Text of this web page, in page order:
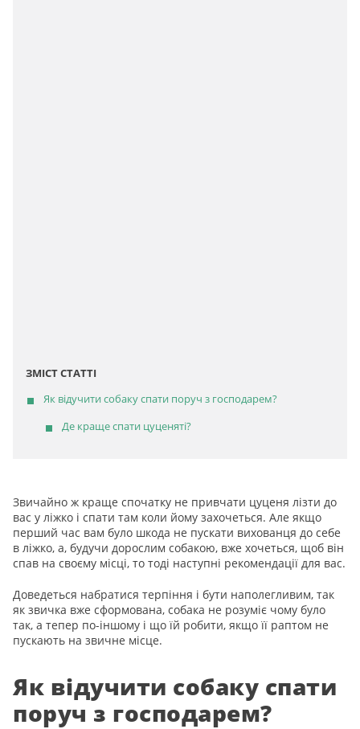
ЗМІСТ СТАТТІ
Як відучити собаку спати поруч з господарем?
Де краще спати цуценяті?
Звичайно ж краще спочатку не привчати цуценя лізти до
вас у ліжко і спати там коли йому захочеться. Але якщо
перший час вам було шкода не пускати вихованця до себе
в ліжко, а, будучи дорослим собакою, вже хочеться, щоб він
спав на своєму місці, то тоді наступні рекомендації для вас.
Доведеться набратися терпіння і бути наполегливим, так
як звичка вже сформована, собака не розуміє чому було
так, а тепер по-іншому і що їй робити, якщо її раптом не
пускають на звичне місце.
Як відучити собаку спати
поруч з господарем?